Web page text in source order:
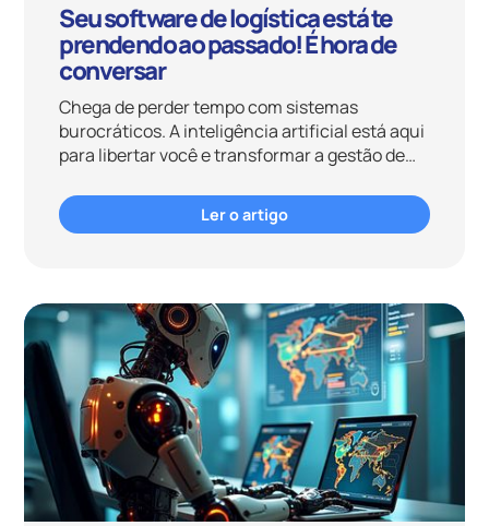
Seu software de logística está te
prendendo ao passado! É hora de
conversar
Chega de perder tempo com sistemas
burocráticos. A inteligência artificial está aqui
para libertar você e transformar a gestão de
uma conversa
Ler o artigo